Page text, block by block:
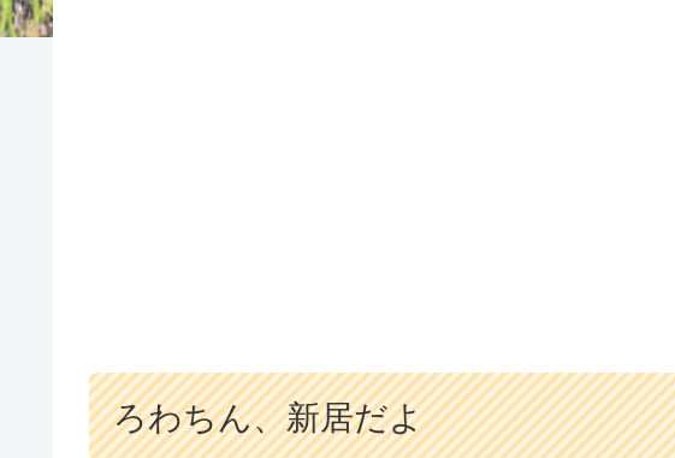
ろわちん、新居だよ